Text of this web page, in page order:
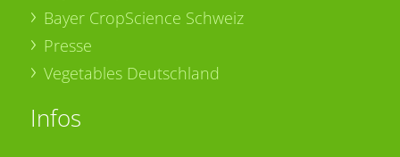
Bayer CropScience Schweiz
Presse
Vegetables Deutschland
Infos